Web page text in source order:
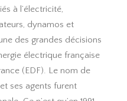
à l’électricité,
dynamos et
des grandes décisions
électrique française
(EDF). Le nom de
ses agents furent